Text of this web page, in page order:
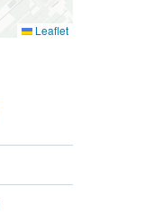
Leaflet